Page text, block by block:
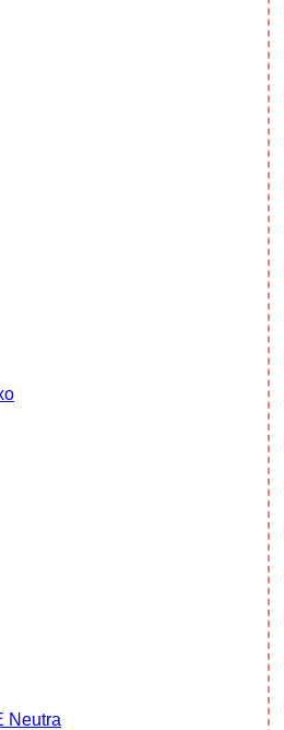
Neutra